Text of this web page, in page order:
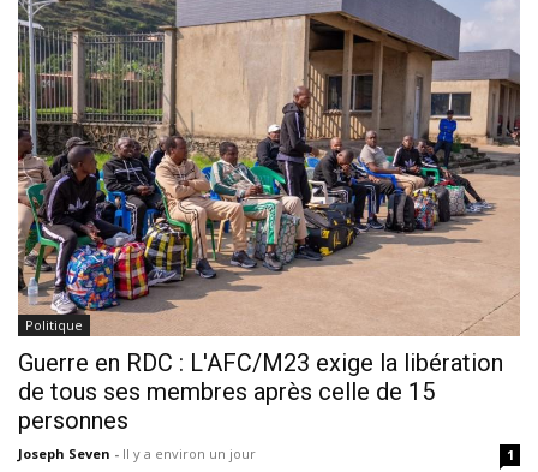
Politique
Guerre en RDC : L'AFC/M23 exige la libération
de tous ses membres après celle de 15
personnes
Joseph Seven - Il y a environ un jour 1